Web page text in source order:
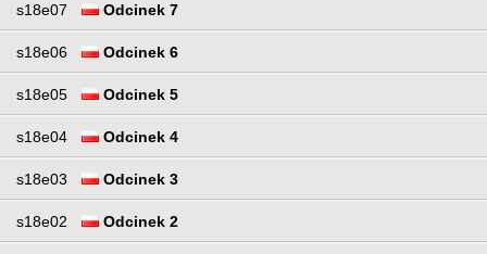
s18e07 Odcinek 7
s18e06 Odcinek 6
s18e05 Odcinek 5
s18e04 Odcinek 4
s18e03 Odcinek 3
s18e02 Odcinek 2